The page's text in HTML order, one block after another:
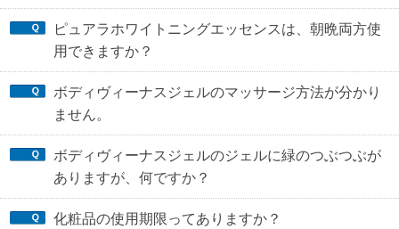
ピュアラホワイトニングエッセンスは、朝晩両方使
用できますか？
ボディヴィーナスジェルのマッサージ方法が分かり
ません。
ボディヴィーナスジェルのジェルに緑のつぶつぶが
ありますが、何ですか？
化粧品の使用期限ってありますか？